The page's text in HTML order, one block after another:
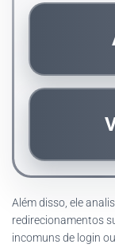
Além disso, ele
redirecionamentos
incomuns de login